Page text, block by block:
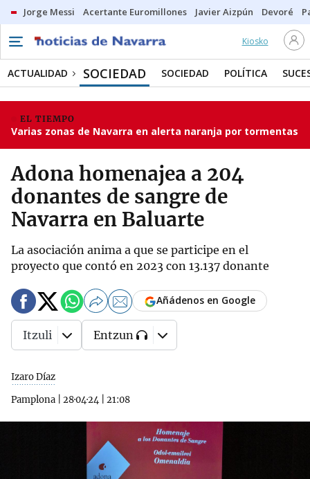
Jorge Messi Acertante Euromillones Javier Aizpún Devoré
Kiosko
ACTUALIDAD SOCIEDAD SOCIEDAD POLÍTICA
EL TIEMPO
Varias zonas de Navarra en alerta naranja por tormentas
Adona homenajea a 204
donantes de sangre de
Navarra en Baluarte
La asociación anima a que se participe en el
proyecto que contó en 2023 con 13.137 donante
Izaro Díaz
Pamplona
28·04·24 21:08
Añádenos en Google
Itzuli Entzun